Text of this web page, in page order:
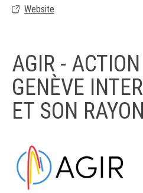
Website
AGIR -
GENÈVE
ET SON